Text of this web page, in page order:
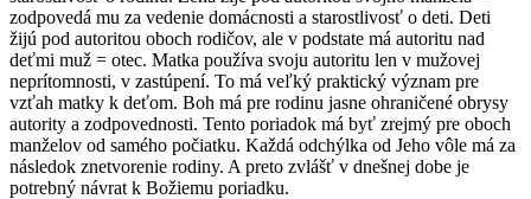
zodpovedá mu za vedenie domácnosti a starostlivosť o deti. Deti
žijú pod autoritou oboch rodičov, ale v podstate má autoritu nad
deťmi muž = otec. Matka používa svoju autoritu len v mužovej
neprítomnosti, v zastúpení. To má veľký praktický význam pre
vzťah matky k deťom. Boh má pre rodinu jasne ohraničené obrysy
autority a zodpovednosti. Tento poriadok má byť zrejmý pre oboch
manželov od samého počiatku. Každá odchýlka od Jeho vôle má za
následok znetvorenie rodiny. A preto zvlášť v dnešnej dobe je
potrebný návrat k Božiemu poriadku.